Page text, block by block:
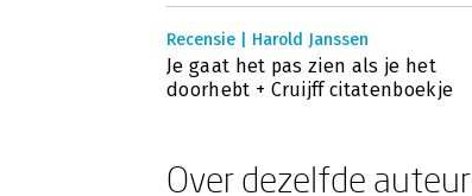
Recensie | Harold Janssen
Je gaat het pas zien als je het
doorhebt + Cruijff citatenboekje
Over dezelfde auteur